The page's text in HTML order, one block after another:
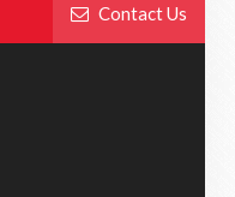
Contact Us